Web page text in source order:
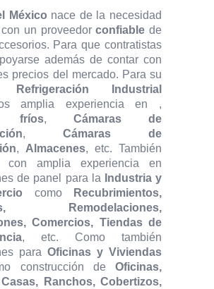
México nace de la necesidad
un proveedorconfiable de
Para que contratistas
además de contar con
precios del mercado. Para su
Refrigeración Industrial
amplia experiencia en ,
fríos, Cámaras de
, Cámaras de
, Almacenes, etc. También
con amplia experiencia en
de panel para la Industria y
como
Recubrimientos,
Remodelaciones,
Comercios, Tiendas de
, etc. Como también
para Oficinas y Viviendas
construcción de Oficinas,
Ranchos, Cobertizos,